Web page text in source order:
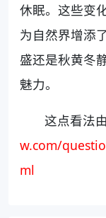
休眠。这些变
为自然界增添
盛还是秋黄冬
魅力。
这点看法
w.com/
ml